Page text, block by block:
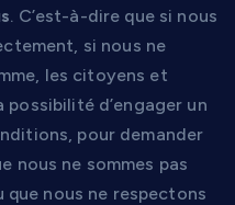
. C’est-à-dire que si nous
si nous ne
les citoyens et
d’engager un
pour demander
nous ne sommes pas
nous ne respectons